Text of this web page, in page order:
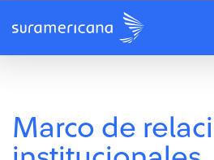
Marco de